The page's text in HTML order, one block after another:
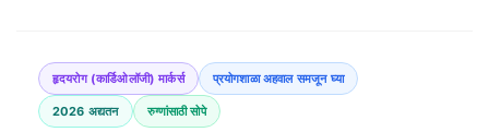
हृदयरोग (कार्डिओलॉजी) मार्कर्स प्रयोगशाळा अहवाल समजून घ्या
2026 अद्यतन रुग्णांसाठी सोपे